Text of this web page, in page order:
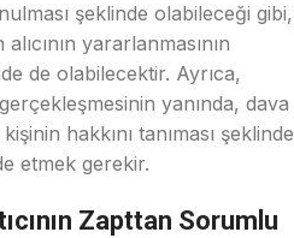
şeklinde olabileceği gibi,
yararlanmasının
de olabilecektir. Ayrıca,
yanında, dava
hakkını tanıması şeklinde
etmek gerekir.
Zapttan Sorumlu